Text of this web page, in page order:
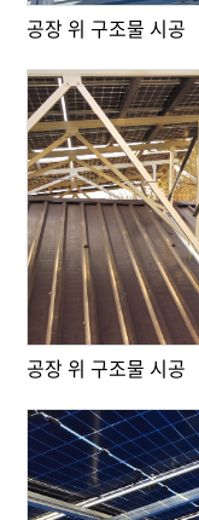
공장 위 구조물 시공
공장 위 구조물 시공